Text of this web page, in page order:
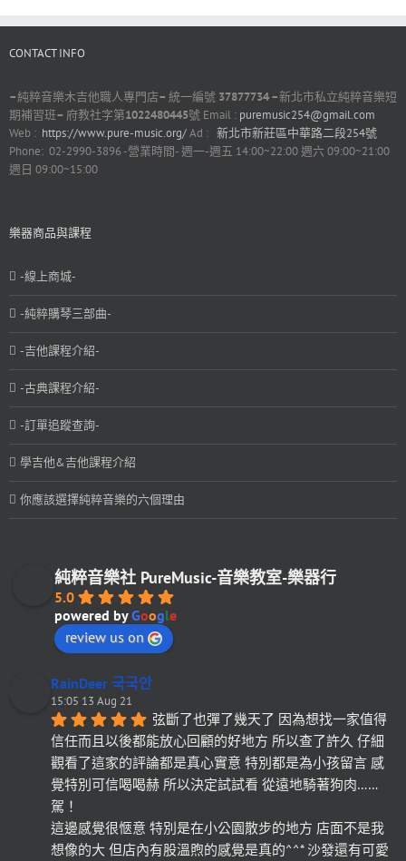
CONTACT INFO
–純粹音樂木吉他職人專門店– 統一編號 37877734 –新北市私立純粹音樂短
期補習班– 府教社字第1022480445號 Email : puremusic254@gmail.com
Web : https://www.pure-music.org/Ad : 新北市新莊區中華路二段254號
Phone: 02-2990-3896 -營業時間- 週一-週五 14:00~22:00 週六 09:00~21:00
週日 09:00~15:00
樂器商品與課程
-線上商城-
-純粹購琴三部曲-
-吉他課程介紹-
-古典課程介紹-
-訂單追蹤查詢-
學吉他&吉他課程介紹
你應該選擇純粹音樂的六個理由
純粹音樂社 PureMusic-音樂教室-樂器行
5.0
powered byGoogle
review us on
RainDeer 국국안
15:05 13 Aug 21
弦斷了也彈了幾天了 因為想找一家值得
信任而且以後都能放心回顧的好地方 所以查了許久 仔細
觀看了這家的評論都是真心實意 特別都是為小孩留言 感
覺特別可信喝喝赫 所以決定試試看 從遠地騎著狗肉……
駕！
這邊感覺很愜意 特別是在小公園散步的地方 店面不是我
想像的大 但店內有股溫煦的感覺是真的^^* 沙發還有可愛